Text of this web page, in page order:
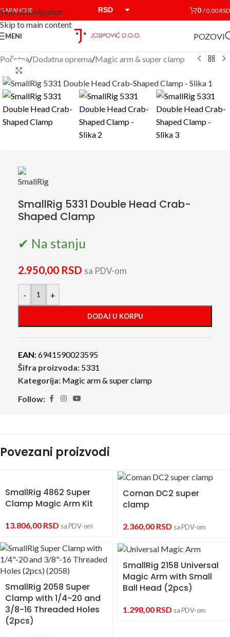
Skip to navigation
Skip to main content
GARANCIJE RSD 0 /0,00RSD
MENI POZOVI
Početna/Dodatna oprema/Magic arm & super clamp
SmallRig 5331 Double Head Crab-
Shaped Clamp
✔ Na stanju
2.950,00 RSD sa PDV-om
- +
DODAJ U KORPU
EAN:6941590023595
Šifra proizvoda: 5331
Kategorija: Magic arm & super clamp
Follow:
Povezani proizvodi
SmallRig 4862 Super
Clamp Magic Arm Kit
13.806,00 RSD sa PDV-om
Coman DC2 super
clamp
2.360,00 RSD sa PDV-om
SmallRig 2058 Super
Clamp with 1/4-20 and
3/8-16 Threaded Holes
(2pcs)
SmallRig 2158 Universal
Magic Arm with Small
Ball Head (2pcs)
1.298,00 RSD sa PDV-om